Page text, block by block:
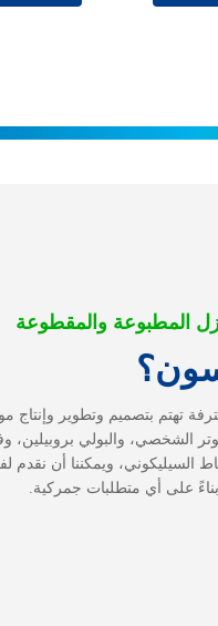
المطبوعة والمقطوعة
تهتم بتصميم وتطوير وإنتاج
السيليكوني، ويمكننا أن نقدم
على أي متطلبات جمركية.